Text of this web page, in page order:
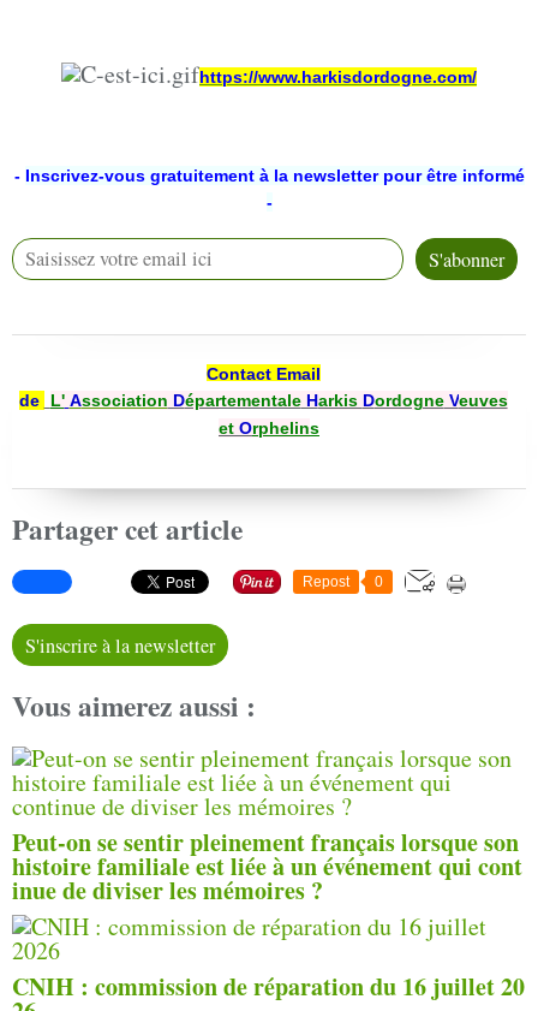
https://www.harkisdordogne.com/
- Inscrivez-vous gratuitement à la newsletter pour être informé
-
Contact Email
de
L' Association DépartementaleHarkis DordogneVeuves
et Orphelins
Partager cet article
Repost 0
S'inscrire à la newsletter
Vous aimerez aussi :
Peut-on se sentir pleinement français lorsque son
histoire familiale est liée à un événement qui cont
inue de diviser les mémoires ?
CNIH : commission de réparation du 16 juillet 20